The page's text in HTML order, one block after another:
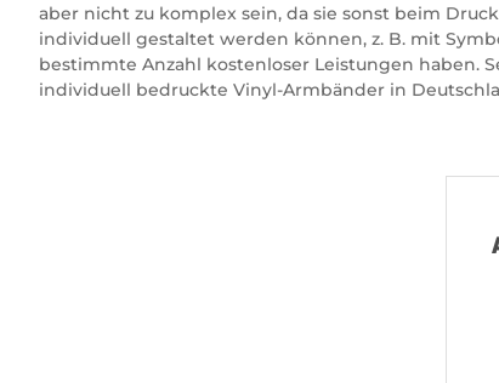
aber nicht zu komplex sein, da sie sonst beim
individuell gestaltet werden können, z. B. mit
bestimmte Anzahl kostenloser Leistungen haben.
individuell bedruckte Vinyl-Armbänder in